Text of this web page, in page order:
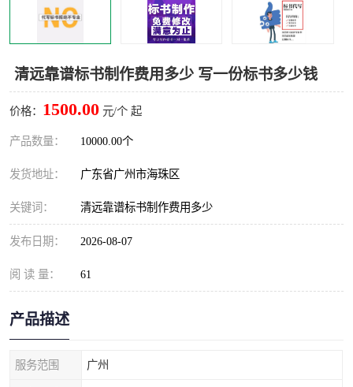
清远靠谱标书制作费用多少 写一份标书多少钱
价格： 1500.00 元/个 起
产品数量： 10000.00个
发货地址： 广东省广州市海珠区
关键词： 清远靠谱标书制作费用多少
发布日期： 2026-08-07
阅 读 量： 61
产品描述
服务范围 广州